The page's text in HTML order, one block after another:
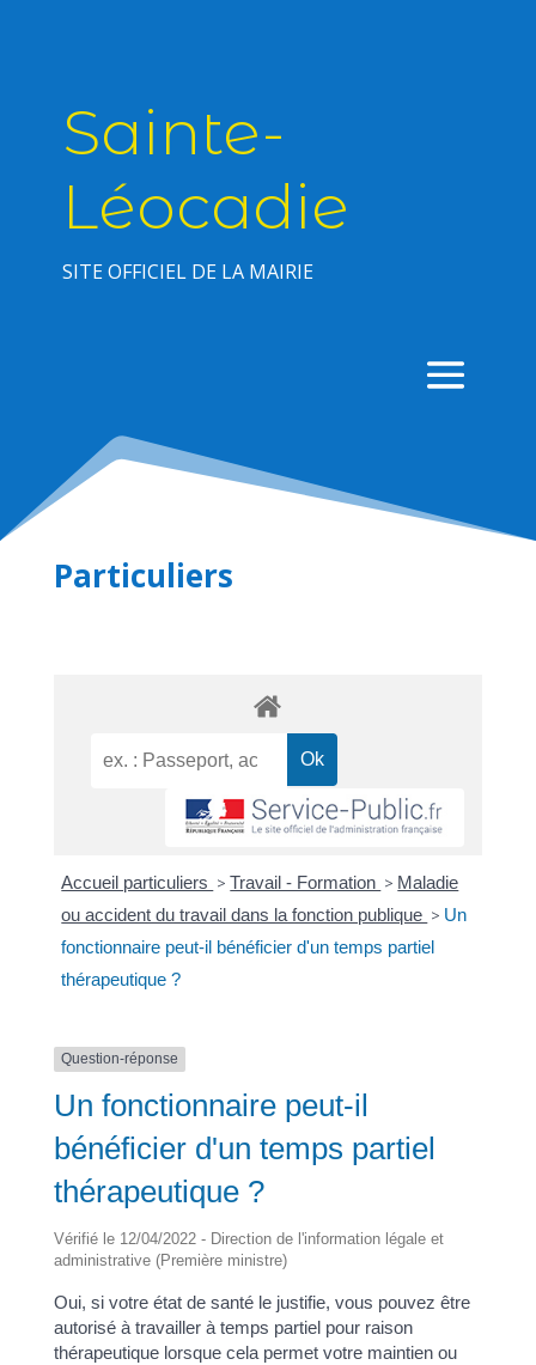
Sainte-
Léocadie
SITE OFFICIEL DE LA MAIRIE
Particuliers
Accueil particuliers > Travail - Formation > Maladie
ou accident du travail dans la fonction publique > Un
fonctionnaire peut-il bénéficier d'un temps partiel
thérapeutique ?
Question-réponse
Un fonctionnaire peut-il
bénéficier d'un temps partiel
thérapeutique ?
Vérifié le 12/04/2022 - Direction de l'information légale et
administrative (Première ministre)
Oui, si votre état de santé le justifie, vous pouvez être
autorisé à travailler à temps partiel pour raison
thérapeutique lorsque cela permet votre maintien ou